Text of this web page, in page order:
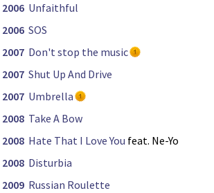
2006 Unfaithful
2006 SOS
2007 Don't stop the music
2007 Shut Up And Drive
2007 Umbrella
2008 Take A Bow
2008 Hate That I Love You feat. Ne-Yo
2008 Disturbia
2009 Russian Roulette